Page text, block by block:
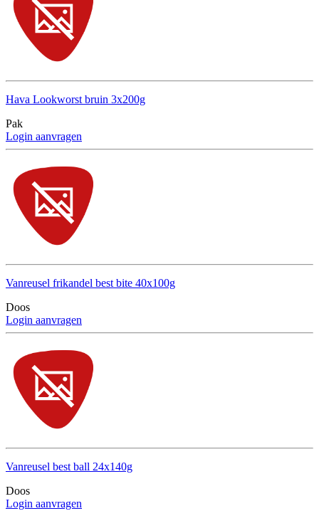
Hava Lookworst bruin 3x200g
Pak
Login aanvragen
Vanreusel frikandel best bite 40x100g
Doos
Login aanvragen
Vanreusel best ball 24x140g
Doos
Login aanvragen